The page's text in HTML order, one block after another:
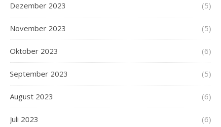
Dezember 2023 (5)
November 2023 (5)
Oktober 2023 (6)
September 2023 (5)
August 2023 (6)
Juli 2023 (6)